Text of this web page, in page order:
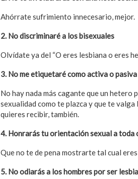
Ahórrate sufrimiento innecesario, mejor.
2. No discriminaré a los bisexuales
Olvídate ya del “O eres lesbiana o eres
3. No me etiquetaré como activa o pasiva
No hay nada más cagante que un hetero
sexualidad como te plazca y que te valga
quieres recibir, también.
4. Honrarás tu orientación sexual a toda
Que no te de pena mostrarte tal cual
5. No odiarás a los hombres por ser